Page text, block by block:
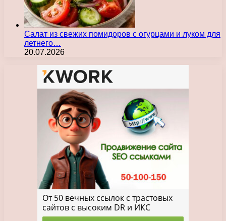
Салат из свежих помидоров с огурцами и луком для
летнего…
20.07.2026